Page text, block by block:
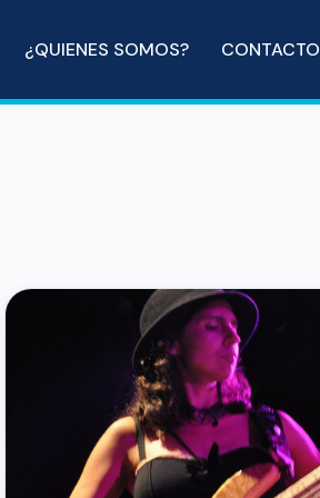
¿QUIENES SOMOS? CONTACTO